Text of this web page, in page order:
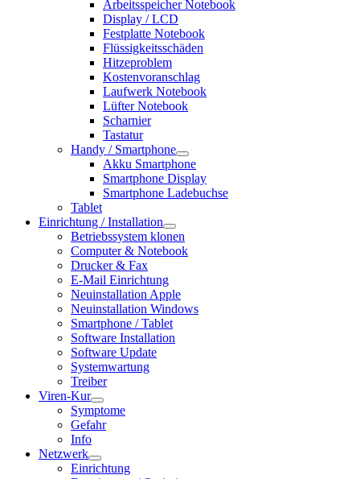
Arbeitsspeicher Notebook
Display / LCD
Festplatte Notebook
Flüssigkeitsschäden
Hitzeproblem
Kostenvoranschlag
Laufwerk Notebook
Lüfter Notebook
Scharnier
Tastatur
Handy / Smartphone
Akku Smartphone
Smartphone Display
Smartphone Ladebuchse
Tablet
Einrichtung / Installation
Betriebssystem klonen
Computer & Notebook
Drucker & Fax
E-Mail Einrichtung
Neuinstallation Apple
Neuinstallation Windows
Smartphone / Tablet
Software Installation
Software Update
Systemwartung
Treiber
Viren-Kur
Symptome
Gefahr
Info
Netzwerk
Einrichtung